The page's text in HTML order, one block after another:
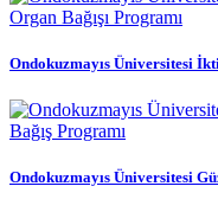
Ondokuzmayıs Üniversitesi
Ondokuzmayıs Üniversitesi